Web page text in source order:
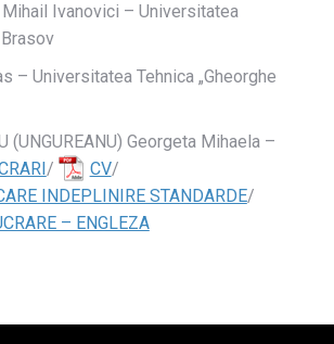
Ivanovici – Universitatea
Brasov
– Universitatea Tehnica „Gheorghe
(UNGUREANU) Georgeta Mihaela –
/ CV/
INDEPLINIRE STANDARDE/
– ENGLEZA